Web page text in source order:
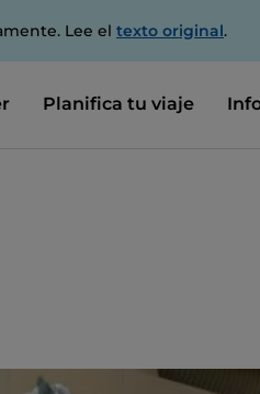
Lee el texto original.
Planifica tu viaje